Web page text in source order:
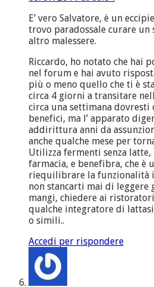
E’ vero Salvatore, è un
trovo paradossale curare un
altro malessere.
Riccardo, ho notato che hai
nel forum e hai avuto
più o meno quello che ti è
circa 4 giorni a transitare
circa una settimana dovresti
benefici, ma l’ apparato
addirittura anni da
anche qualche mese per
Utilizza fermenti senza
farmacia, e benefibra, che è
riequilibrare la funzionalità
non stancarti mai di
mangi, chiedere ai
qualche integratore di
o simili..
Accedi per rispondere